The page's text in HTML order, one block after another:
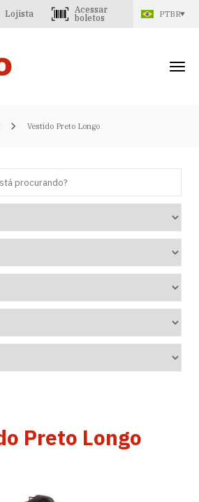
Lojista
Acessar
boletos
PTBR
Vestido Preto Longo
Preto Longo